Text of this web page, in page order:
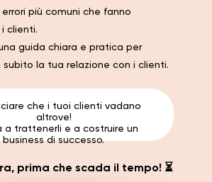
prima che scada il tempo! ⏳
che i tuoi clienti vadano
altrove!
a trattenerli e a costruire un
business di successo.
errori più comuni che fanno
clienti.
guida chiara e pratica per
subito la tua relazione con i clienti.